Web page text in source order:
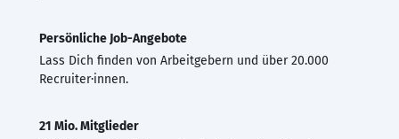
Persönliche Job-Angebote
Lass Dich finden von Arbeitgebern und über 20.000
Recruiter·innen.
21 Mio. Mitglieder